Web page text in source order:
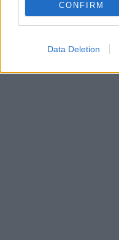
CONFIRM
Data Deletion